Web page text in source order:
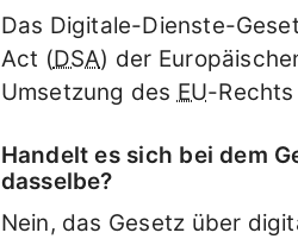
Das Digitale-Dienste-
Act (DSA) der
Umsetzung des EU-
Handelt es sich bei dem
dasselbe?
Nein, das Gesetz über